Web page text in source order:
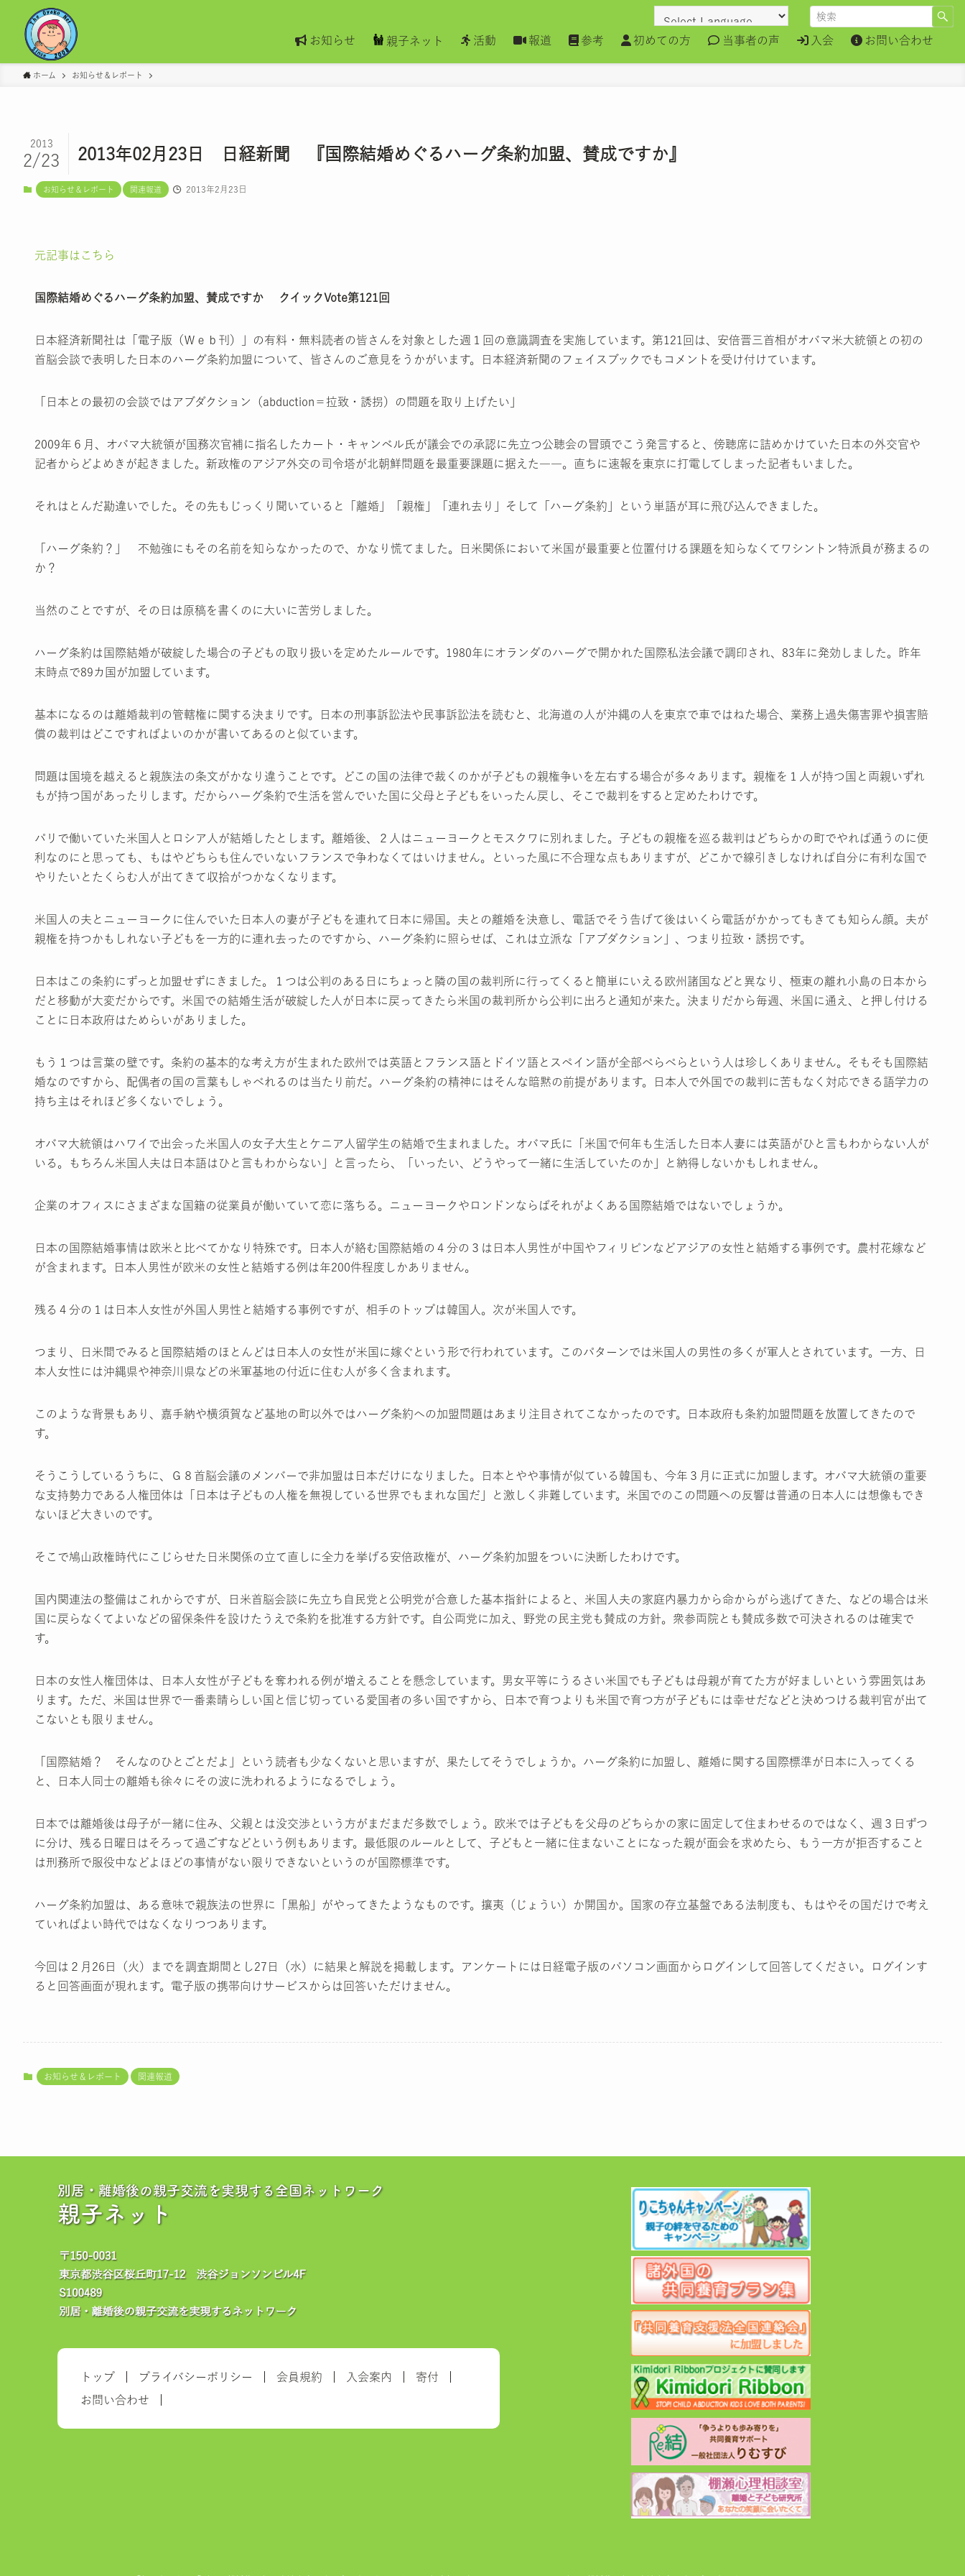
お知らせ 親子ネット 活動 報道 参考 初めての方 当事者の声 入会 お問い合わせ
ホーム お知らせ＆レポート
2013年02月23日 日経新聞 『国際結婚めぐるハーグ条約加盟、賛成ですか』
2013
2/23
お知らせ＆レポート 関連報道 2013年2月23日
元記事はこちら
国際結婚めぐるハーグ条約加盟、賛成ですか クイックVote第121回
日本経済新聞社は「電子版（Ｗｅｂ刊）」の有料・無料読者の皆さんを対象とした週１回の意識調査を実施しています。第121回は、安倍晋三首相がオバマ米大統領との初の
首脳会談で表明した日本のハーグ条約加盟について、皆さんのご意見をうかがいます。日本経済新聞のフェイスブックでもコメントを受け付けています。
「日本との最初の会談ではアブダクション（abduction＝拉致・誘拐）の問題を取り上げたい」
2009年６月、オバマ大統領が国務次官補に指名したカート・キャンベル氏が議会での承認に先立つ公聴会の冒頭でこう発言すると、傍聴席に詰めかけていた日本の外交官や
記者からどよめきが起きました。新政権のアジア外交の司令塔が北朝鮮問題を最重要課題に据えた――。直ちに速報を東京に打電してしまった記者もいました。
それはとんだ勘違いでした。その先もじっくり聞いていると「離婚」「親権」「連れ去り」そして「ハーグ条約」という単語が耳に飛び込んできました。
「ハーグ条約？」 不勉強にもその名前を知らなかったので、かなり慌てました。日米関係において米国が最重要と位置付ける課題を知らなくてワシントン特派員が務まるの
か？
当然のことですが、その日は原稿を書くのに大いに苦労しました。
ハーグ条約は国際結婚が破綻した場合の子どもの取り扱いを定めたルールです。1980年にオランダのハーグで開かれた国際私法会議で調印され、83年に発効しました。昨年
末時点で89カ国が加盟しています。
基本になるのは離婚裁判の管轄権に関する決まりです。日本の刑事訴訟法や民事訴訟法を読むと、北海道の人が沖縄の人を東京で車ではねた場合、業務上過失傷害罪や損害賠
償の裁判はどこですればよいのかが書いてあるのと似ています。
問題は国境を越えると親族法の条文がかなり違うことです。どこの国の法律で裁くのかが子どもの親権争いを左右する場合が多々あります。親権を１人が持つ国と両親いずれ
もが持つ国があったりします。だからハーグ条約で生活を営んでいた国に父母と子どもをいったん戻し、そこで裁判をすると定めたわけです。
パリで働いていた米国人とロシア人が結婚したとします。離婚後、２人はニューヨークとモスクワに別れました。子どもの親権を巡る裁判はどちらかの町でやれば通うのに便
利なのにと思っても、もはやどちらも住んでいないフランスで争わなくてはいけません。といった風に不合理な点もありますが、どこかで線引きしなければ自分に有利な国で
やりたいとたくらむ人が出てきて収拾がつかなくなります。
米国人の夫とニューヨークに住んでいた日本人の妻が子どもを連れて日本に帰国。夫との離婚を決意し、電話でそう告げて後はいくら電話がかかってもきても知らん顔。夫が
親権を持つかもしれない子どもを一方的に連れ去ったのですから、ハーグ条約に照らせば、これは立派な「アブダクション」、つまり拉致・誘拐です。
日本はこの条約にずっと加盟せずにきました。１つは公判のある日にちょっと隣の国の裁判所に行ってくると簡単にいえる欧州諸国などと異なり、極東の離れ小島の日本から
だと移動が大変だからです。米国での結婚生活が破綻した人が日本に戻ってきたら米国の裁判所から公判に出ろと通知が来た。決まりだから毎週、米国に通え、と押し付ける
ことに日本政府はためらいがありました。
もう１つは言葉の壁です。条約の基本的な考え方が生まれた欧州では英語とフランス語とドイツ語とスペイン語が全部ぺらぺらという人は珍しくありません。そもそも国際結
婚なのですから、配偶者の国の言葉もしゃべれるのは当たり前だ。ハーグ条約の精神にはそんな暗黙の前提があります。日本人で外国での裁判に苦もなく対応できる語学力の
持ち主はそれほど多くないでしょう。
オバマ大統領はハワイで出会った米国人の女子大生とケニア人留学生の結婚で生まれました。オバマ氏に「米国で何年も生活した日本人妻には英語がひと言もわからない人が
いる。もちろん米国人夫は日本語はひと言もわからない」と言ったら、「いったい、どうやって一緒に生活していたのか」と納得しないかもしれません。
企業のオフィスにさまざまな国籍の従業員が働いていて恋に落ちる。ニューヨークやロンドンならばそれがよくある国際結婚ではないでしょうか。
日本の国際結婚事情は欧米と比べてかなり特殊です。日本人が絡む国際結婚の４分の３は日本人男性が中国やフィリピンなどアジアの女性と結婚する事例です。農村花嫁など
が含まれます。日本人男性が欧米の女性と結婚する例は年200件程度しかありません。
残る４分の１は日本人女性が外国人男性と結婚する事例ですが、相手のトップは韓国人。次が米国人です。
つまり、日米間でみると国際結婚のほとんどは日本人の女性が米国に嫁ぐという形で行われています。このパターンでは米国人の男性の多くが軍人とされています。一方、日
本人女性には沖縄県や神奈川県などの米軍基地の付近に住む人が多く含まれます。
このような背景もあり、嘉手納や横須賀など基地の町以外ではハーグ条約への加盟問題はあまり注目されてこなかったのです。日本政府も条約加盟問題を放置してきたので
す。
そうこうしているうちに、Ｇ８首脳会議のメンバーで非加盟は日本だけになりました。日本とやや事情が似ている韓国も、今年３月に正式に加盟します。オバマ大統領の重要
な支持勢力である人権団体は「日本は子どもの人権を無視している世界でもまれな国だ」と激しく非難しています。米国でのこの問題への反響は普通の日本人には想像もでき
ないほど大きいのです。
そこで鳩山政権時代にこじらせた日米関係の立て直しに全力を挙げる安倍政権が、ハーグ条約加盟をついに決断したわけです。
国内関連法の整備はこれからですが、日米首脳会談に先立ち自民党と公明党が合意した基本指針によると、米国人夫の家庭内暴力から命からがら逃げてきた、などの場合は米
国に戻らなくてよいなどの留保条件を設けたうえで条約を批准する方針です。自公両党に加え、野党の民主党も賛成の方針。衆参両院とも賛成多数で可決されるのは確実で
す。
日本の女性人権団体は、日本人女性が子どもを奪われる例が増えることを懸念しています。男女平等にうるさい米国でも子どもは母親が育てた方が好ましいという雰囲気はあ
ります。ただ、米国は世界で一番素晴らしい国と信じ切っている愛国者の多い国ですから、日本で育つよりも米国で育つ方が子どもには幸せだなどと決めつける裁判官が出て
こないとも限りません。
「国際結婚？ そんなのひとごとだよ」という読者も少なくないと思いますが、果たしてそうでしょうか。ハーグ条約に加盟し、離婚に関する国際標準が日本に入ってくる
と、日本人同士の離婚も徐々にその波に洗われるようになるでしょう。
日本では離婚後は母子が一緒に住み、父親とは没交渉という方がまだまだ多数でしょう。欧米では子どもを父母のどちらかの家に固定して住まわせるのではなく、週３日ずつ
に分け、残る日曜日はそろって過ごすなどという例もあります。最低限のルールとして、子どもと一緒に住まないことになった親が面会を求めたら、もう一方が拒否すること
は刑務所で服役中などよほどの事情がない限りできないというのが国際標準です。
ハーグ条約加盟は、ある意味で親族法の世界に「黒船」がやってきたようなものです。攘夷（じょうい）か開国か。国家の存立基盤である法制度も、もはやその国だけで考え
ていればよい時代ではなくなりつつあります。
今回は２月26日（火）までを調査期間とし27日（水）に結果と解説を掲載します。アンケートには日経電子版のパソコン画面からログインして回答してください。ログインす
ると回答画面が現れます。電子版の携帯向けサービスからは回答いただけません。
お知らせ＆レポート 関連報道
別居・離婚後の親子交流を実現する全国ネットワーク
親子ネット
トップ プライバシーポリシー 会員規約 入会案内
寄付
お問い合わせ